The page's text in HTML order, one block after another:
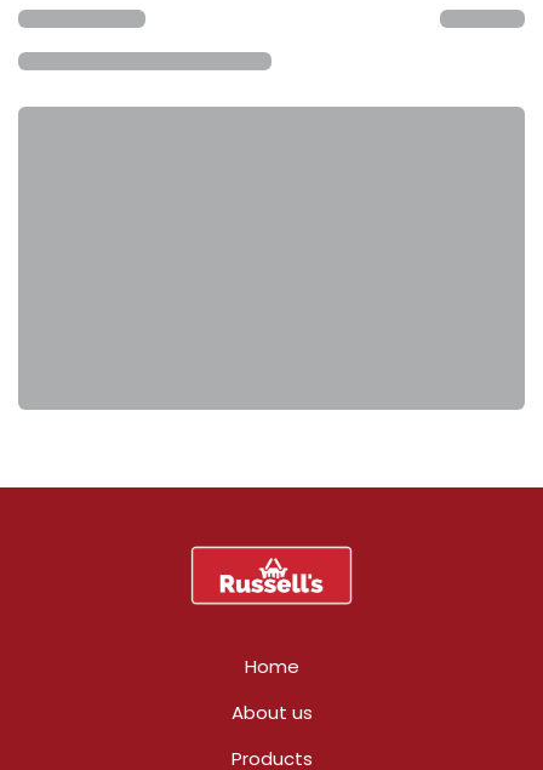
Home
About us
Products